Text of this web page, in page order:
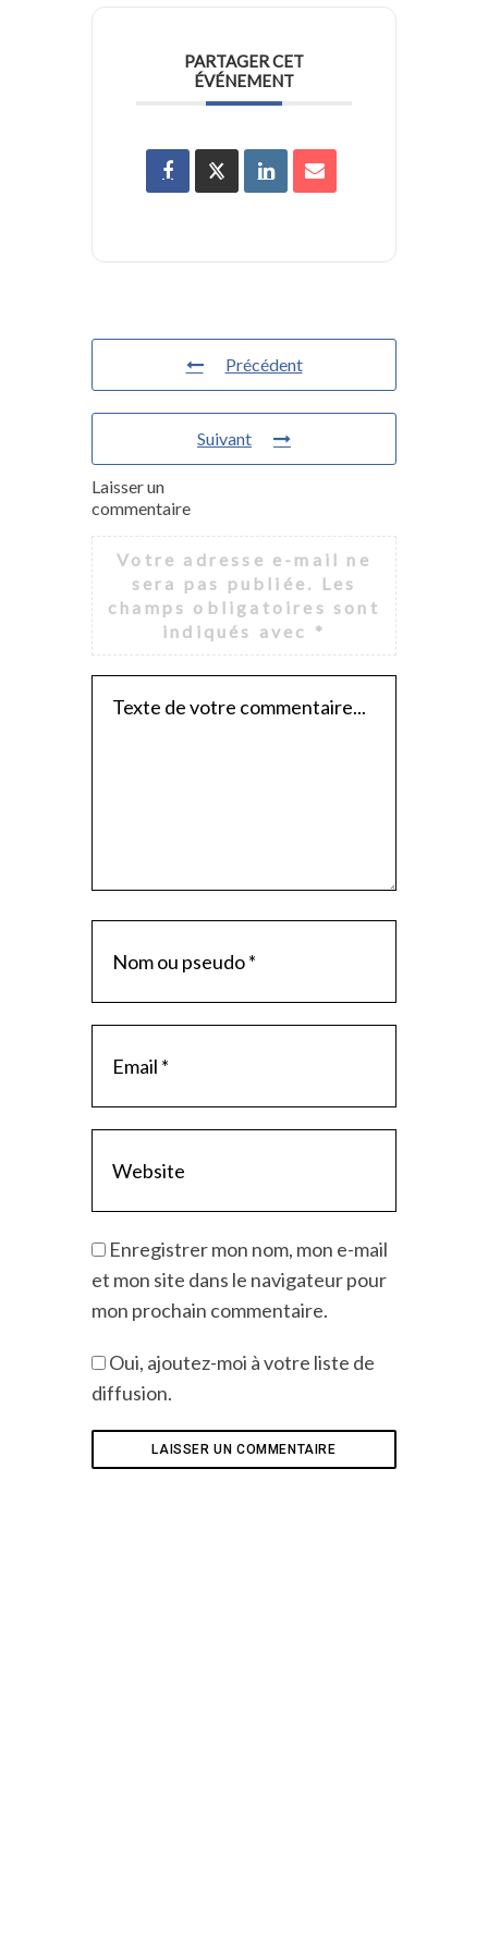
PARTAGER CET
ÉVÉNEMENT
Précédent
Suivant
Laisser un
commentaire
Votre adresse e-mail ne
sera pas publiée.
Les
champs obligatoires sont
indiqués avec *
Enregistrer mon nom, mon e-mail
et mon site dans le navigateur pour
mon prochain commentaire.
Oui, ajoutez-moi à votre liste de
diffusion.